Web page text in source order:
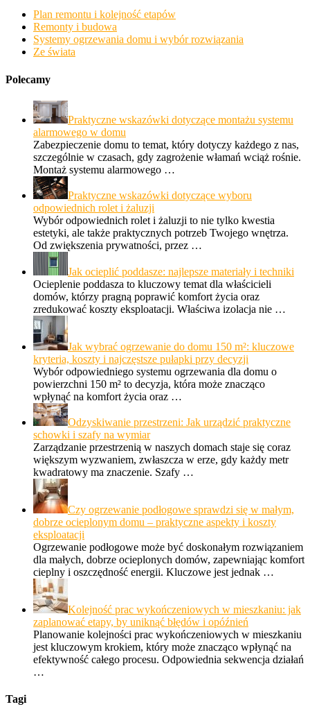
Plan remontu i kolejność etapów
Remonty i budowa
Systemy ogrzewania domu i wybór rozwiązania
Ze świata
Polecamy
Praktyczne wskazówki dotyczące montażu systemu
alarmowego w domu
Zabezpieczenie domu to temat, który dotyczy każdego z nas,
szczególnie w czasach, gdy zagrożenie włamań wciąż rośnie.
Montaż systemu alarmowego …
Praktyczne wskazówki dotyczące wyboru
odpowiednich rolet i żaluzji
Wybór odpowiednich rolet i żaluzji to nie tylko kwestia
estetyki, ale także praktycznych potrzeb Twojego wnętrza.
Od zwiększenia prywatności, przez …
Jak ocieplić poddasze: najlepsze materiały i techniki
Ocieplenie poddasza to kluczowy temat dla właścicieli
domów, którzy pragną poprawić komfort życia oraz
zredukować koszty eksploatacji. Właściwa izolacja nie …
Jak wybrać ogrzewanie do domu 150 m²: kluczowe
kryteria, koszty i najczęstsze pułapki przy decyzji
Wybór odpowiedniego systemu ogrzewania dla domu o
powierzchni 150 m² to decyzja, która może znacząco
wpłynąć na komfort życia oraz …
Odzyskiwanie przestrzeni: Jak urządzić praktyczne
schowki i szafy na wymiar
Zarządzanie przestrzenią w naszych domach staje się coraz
większym wyzwaniem, zwłaszcza w erze, gdy każdy metr
kwadratowy ma znaczenie. Szafy …
Czy ogrzewanie podłogowe sprawdzi się w małym,
dobrze ocieplonym domu – praktyczne aspekty i koszty
eksploatacji
Ogrzewanie podłogowe może być doskonałym rozwiązaniem
dla małych, dobrze ocieplonych domów, zapewniając komfort
cieplny i oszczędność energii. Kluczowe jest jednak …
Kolejność prac wykończeniowych w mieszkaniu: jak
zaplanować etapy, by uniknąć błędów i opóźnień
Planowanie kolejności prac wykończeniowych w mieszkaniu
jest kluczowym krokiem, który może znacząco wpłynąć na
efektywność całego procesu. Odpowiednia sekwencja działań
…
Tagi